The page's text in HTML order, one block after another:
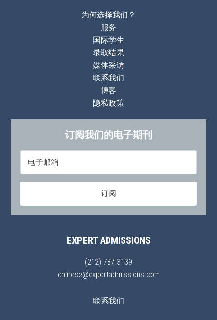
为何选择我们？
服务
国际学生
录取结果
媒体采访
联系我们
博客
隐私政策
订阅我们的电子期刊
EXPERT ADMISSIONS
(212) 787-3139
chinese@expertadmissions.com
联系我们